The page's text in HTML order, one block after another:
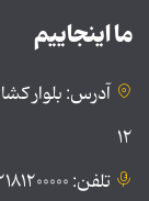
ما اینجاییم
آدرس: بلوار
۱۲
تلفن: ۰۲۱۸۱۲۰۰۰۰۰